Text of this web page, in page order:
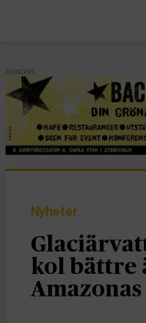
ANNONS
Nyheter
kol bättre
Amazonas